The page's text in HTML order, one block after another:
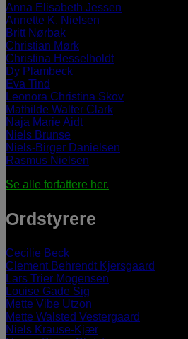
Anna Elisabeth Jessen
Annette K. Nielsen
Britt Nørbak
Christian Mørk
Christina Hesselholdt
Dy Plambeck
Eva Tind
Leonora Christina Skov
Mathilde Walter Clark
Naja Marie Aidt
Niels Brunse
Niels-Birger Danielsen
Rasmus Nielsen
Se alle forfattere her.
Ordstyrere
Cecilie Beck
Clement Behrendt Kjersgaard
Lars Trier Mogensen
Louise Gade Sig
Mette Vibe Utzon
Mette Walsted Vestergaard
Niels Krause-Kjær